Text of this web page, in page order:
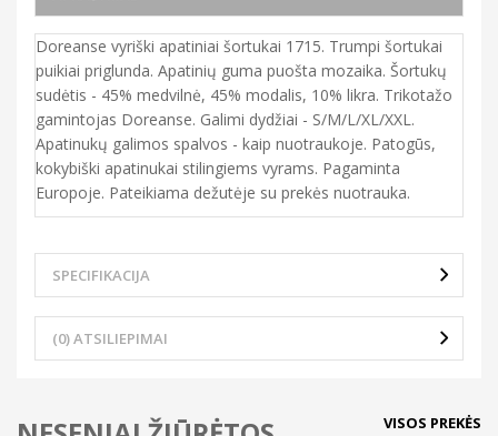
Doreanse vyriški apatiniai šortukai 1715. Trumpi šortukai
puikiai priglunda. Apatinių guma puošta mozaika. Šortukų
sudėtis - 45% medvilnė, 45% modalis, 10% likra. Trikotažo
gamintojas Doreanse. Galimi dydžiai - S/M/L/XL/XXL.
Apatinukų galimos spalvos - kaip nuotraukoje. Patogūs,
kokybiški apatinukai stilingiems vyrams. Pagaminta
Europoje. Pateikiama dežutėje su prekės nuotrauka.
SPECIFIKACIJA
(0) ATSILIEPIMAI
VISOS PREKĖS